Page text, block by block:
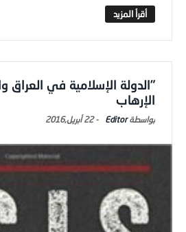
‮”‬الدولة الإسلامية في العراق
الإرهاب
Editor
-22 أبريل,2016